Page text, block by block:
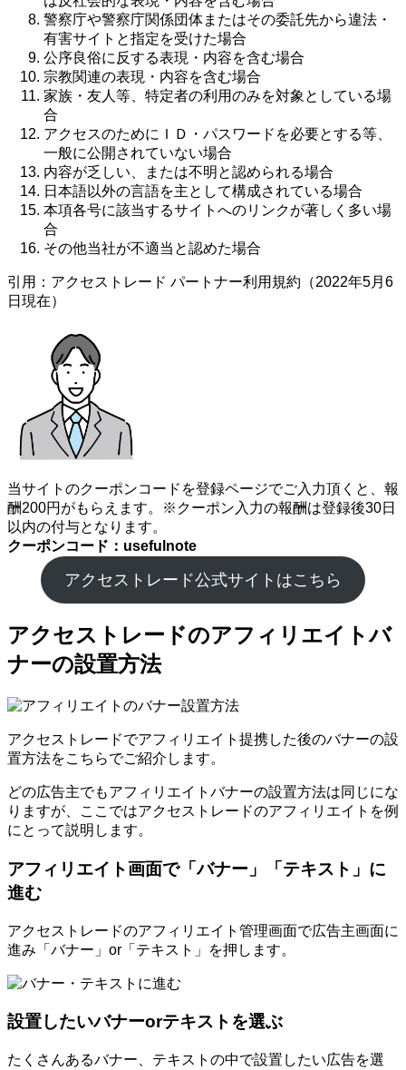
警察庁や警察庁関係団体またはその委託先から違法・
有害サイトと指定を受けた場合
公序良俗に反する表現・内容を含む場合
宗教関連の表現・内容を含む場合
家族・友人等、特定者の利用のみを対象としている場
合
アクセスのためにＩＤ・パスワードを必要とする等、
一般に公開されていない場合
内容が乏しい、または不明と認められる場合
日本語以外の言語を主として構成されている場合
本項各号に該当するサイトへのリンクが著しく多い場
合
その他当社が不適当と認めた場合
引用：アクセストレード パートナー利用規約（2022年5月6
日現在）
当サイトのクーポンコードを登録ページでご入力頂くと、報
酬200円がもらえます。※クーポン入力の報酬は登録後30日
以内の付与となります。
クーポンコード：usefulnote
アクセストレード公式サイトはこちら
アクセストレードのアフィリエイトバ
ナーの設置方法
アクセストレードでアフィリエイト提携した後のバナーの設
置方法をこちらでご紹介します。
どの広告主でもアフィリエイトバナーの設置方法は同じにな
りますが、ここではアクセストレードのアフィリエイトを例
にとって説明します。
アフィリエイト画面で「バナー」「テキスト」に
進む
アクセストレードのアフィリエイト管理画面で広告主画面に
進み「バナー」or「テキスト」を押します。
設置したいバナーorテキストを選ぶ
たくさんあるバナー、テキストの中で設置したい広告を選